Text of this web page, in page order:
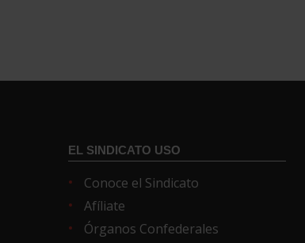
EL SINDICATO USO
Conoce el Sindicato
Afíliate
Órganos Confederales